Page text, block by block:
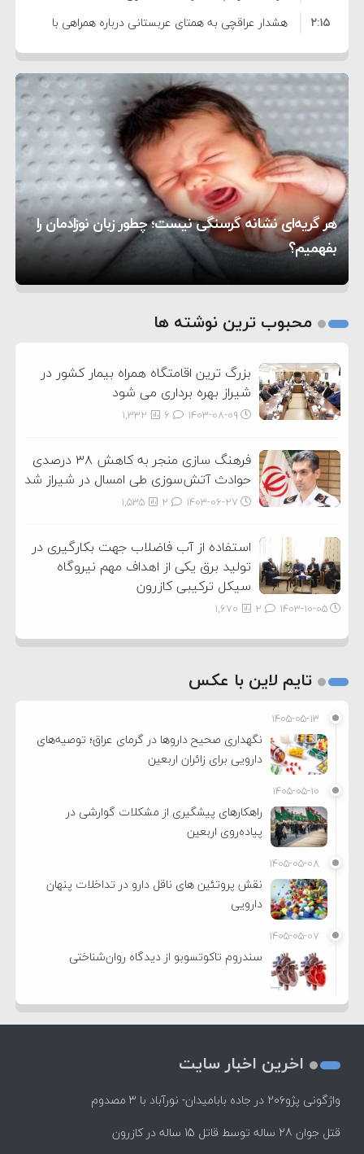
هشدار عراقچی به همتای عربستانی درباره همراهی با
آمریکا
۲:۱۵
مقام ارشد امنیتی: برنامه گسترده‌ای برای پاسخ به
دیوانگی آمریکا داریم
۷:۱۰
ترامپ دستور حملات جدید علیه ایران را صادر کرد
۵:۴۵
سپاه: دو نفتکش متخلف مورد اصابت قرار گرفته و
متوقف شدند
۱۲:۵۹
ترامپ مدعی توافق تاریخی برای خلع سلاح کامل
حماس شد
۸:۵۷
اعتراض عراقچی به همتای بلغارستانی به دلیل کمک
به آمریکا در حملات به ایران
۱۶:۱۹
کشورهایی که به متجاوزان کمک می کنند پاسخ
سختی خواهند گرفت
۱۰:۱۵
سنتکام پایان تجاوز جدید به ایران را اعلام کرد
۶:۰۵
هر گریه‌ای نشانه گرسنگی نیست؛ چطور زبان نوزادمان را
بفهمیم؟
تغذیه پدر می‌تواند بر سلامت نوزاد تأثیر بگذارد
روی دیگر زندگی
2
محبوب ترین نوشته ها
بزرگ ترین اقامتگاه همراه بیمار کشور در
شیراز بهره برداری می شود
۱۴۰۳-۰۸-۰۹ 1,332
فرهنگ سازی منجر به کاهش ۳۸ درصدی
حوادث آتش‌سوزی طی امسال در شیراز شد
۱۴۰۳-۰۶-۲۷ 1,535
استفاده از آب فاضلاب جهت بکارگیری در
تولید برق یکی از اهداف مهم نیروگاه
سیکل ترکیبی کازرون
۱۴۰۳-۱۰-۰۵ 1,670
تایم لاین با عکس
۱۴۰۵-۰۵-۱۳
نگهداری صحیح داروها در گرمای عراق؛ توصیه‌های
دارویی برای زائران اربعین
۱۴۰۵-۰۵-۱۰
راهکارهای پیشگیری از مشکلات گوارشی در
پیاده‌روی اربعین
۱۴۰۵-۰۵-۰۸
نقش پروتئین های ناقل دارو در تداخلات پنهان
دارویی
۱۴۰۵-۰۵-۰۷
سندروم تاکوتسوبو از دیدگاه روان‌شناختی
اخرین اخبار سایت
واژگونی پژو۲۰۶ در جاده بابامیدان- نورآباد با ۳ مصدوم
قتل جوان 28 ساله توسط قاتل 15 ساله در کازرون